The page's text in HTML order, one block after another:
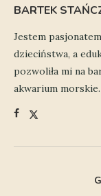
BARTEK
Jestem
dzieciństwa, a
pozwoliła mi na
akwarium morskie.